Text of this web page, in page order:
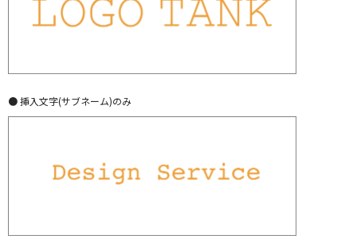
● 挿入文字(サブネーム)のみ